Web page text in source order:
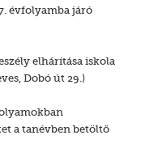
évfolyamba járó
elhárítása iskola
Dobó út 29.)
a tanévben betöltő